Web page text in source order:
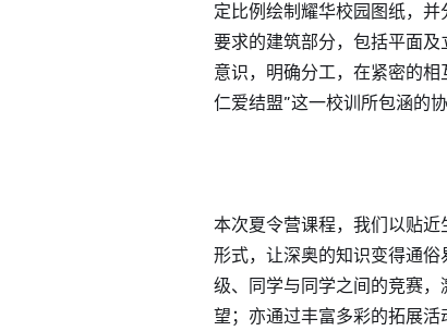
定比例绘制耀华校园图纸，
要求的建筑部分，包括平面
意识，明确分工，在紧密的
仁爱结盟”这一校训所包涵的
本次夏令营课程，我们以贴
形式，让深奥的知识变得通
级、同学与同学之间的竞赛
望；亦通过丰富多彩的拓展